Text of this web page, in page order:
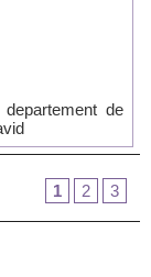
de
1 2 3